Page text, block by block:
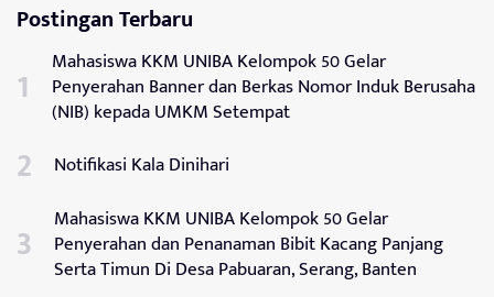
Postingan Terbaru
Mahasiswa KKM UNIBA Kelompok 50 Gelar
Penyerahan Banner dan Berkas Nomor Induk Berusaha
(NIB) kepada UMKM Setempat
Notifikasi Kala Dinihari
Mahasiswa KKM UNIBA Kelompok 50 Gelar
Penyerahan dan Penanaman Bibit Kacang Panjang
Serta Timun Di Desa Pabuaran, Serang, Banten